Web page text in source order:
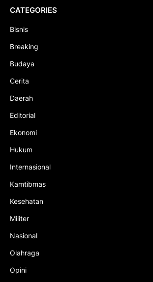
CATEGORIES
Bisnis
Breaking
Budaya
Cerita
Daerah
Editorial
Ekonomi
Hukum
Internasional
Kamtibmas
Kesehatan
Militer
Nasional
Olahraga
Opini